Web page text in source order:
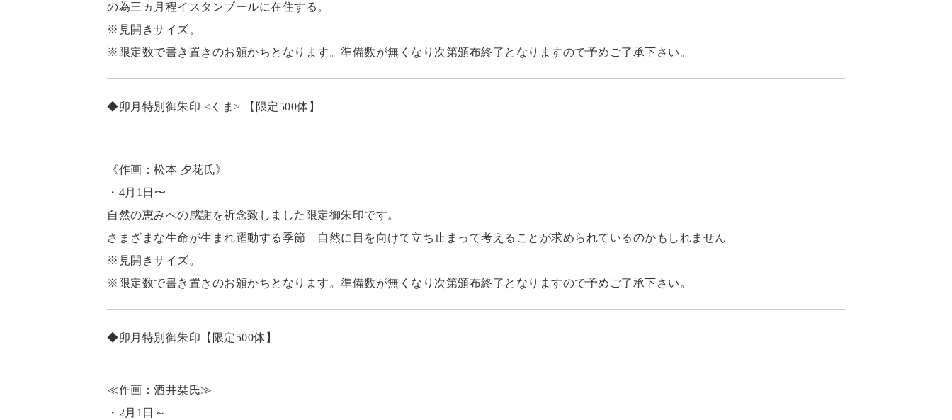
の為三ヵ月程イスタンブールに在住する。
※見開きサイズ。
※限定数で書き置きのお頒かちとなります。準備数が無くなり次第頒布終了となりますので予めご了承下さい。
◆卯月特別御朱印 <くま> 【限定500体】
《作画：松本 夕花氏》
・4月1日〜
自然の恵みへの感謝を祈念致しました限定御朱印です。
さまざまな生命が生まれ躍動する季節 自然に目を向けて立ち止まって考えることが求められているのかもしれません
※見開きサイズ。
※限定数で書き置きのお頒かちとなります。準備数が無くなり次第頒布終了となりますので予めご了承下さい。
◆卯月特別御朱印【限定500体】
≪作画：酒井栞氏≫
・2月1日～